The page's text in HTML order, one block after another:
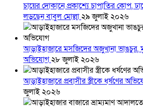
চায়ের দোকানে প্রকাশ্যে চাপাতির কোপ,
লড়ছেন বাবুল মোল্লা২৯ জুলাই ২০২৬
আড়াইহাজারে মস‌জি‌দের অজুখানা ভাঙচুর,
অভিযোগ২৮ জুলাই ২০২৬
আড়াইহাজারে প্রবাসীর স্ত্রীকে ধর্ষণের
জুলাই ২০২৬